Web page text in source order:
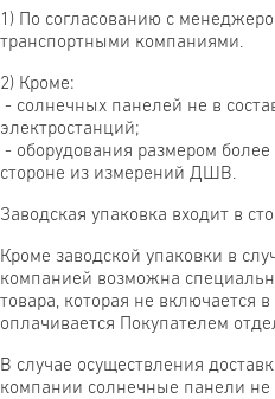
1) По согласованию с
транспортными компаниями.
2) Кроме:
- солнечных панелей не в
электростанций;
- оборудования размером
стороне из измерений ДШВ.
Заводская упаковка входит в
Кроме заводской упаковки в
компанией возможна
товара, которая не включается
оплачивается Покупателем
В случае осуществления
компании солнечные панели не